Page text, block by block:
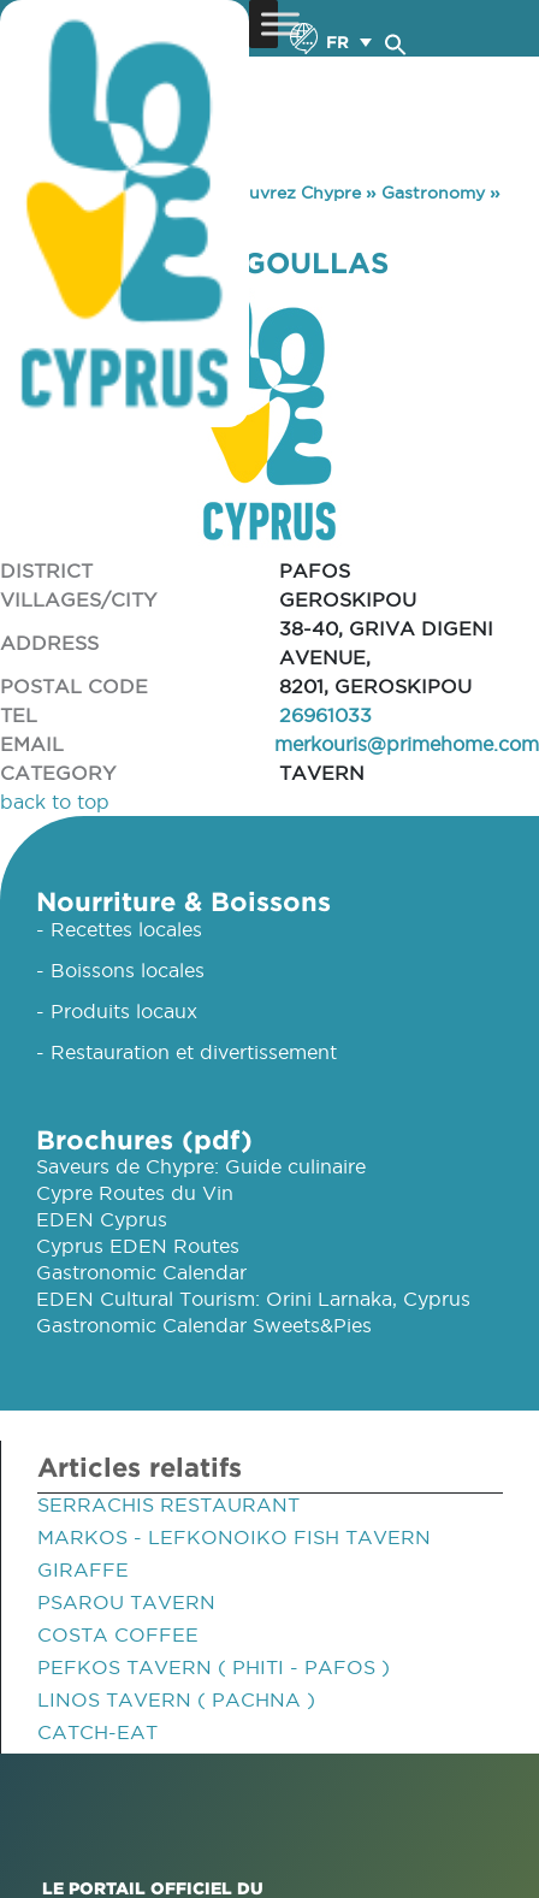
FR
You are here: Home »Découvrez Chypre» Gastronomy»
PSISTARIA GIORGOULLAS
PSISTARIA GIORGOULLAS
DISTRICT
PAFOS
VILLAGES/CITY
GEROSKIPOU
ADDRESS
38-40, GRIVA DIGENI
AVENUE,
POSTAL CODE
8201, GEROSKIPOU
TEL
26961033
EMAIL
merkouris@primehome.com
CATEGORY
TAVERN
back to top
Nourriture & Boissons
- Recettes locales
- Boissons locales
- Produits locaux
- Restauration et divertissement
Brochures (pdf)
Saveurs de Chypre: Guide culinaire
Cypre Routes du Vin
EDEN Cyprus
Cyprus EDEN Routes
Gastronomic Calendar
EDEN Cultural Tourism: Orini Larnaka, Cyprus
Gastronomic Calendar Sweets&Pies
Articles relatifs
SERRACHIS RESTAURANT
MARKOS - LEFKONOIKO FISH TAVERN
GIRAFFE
PSAROU TAVERN
COSTA COFFEE
PEFKOS TAVERN ( PHITI - PAFOS )
LINOS TAVERN ( PACHNA )
CATCH-EAT
LE PORTAIL OFFICIEL DU